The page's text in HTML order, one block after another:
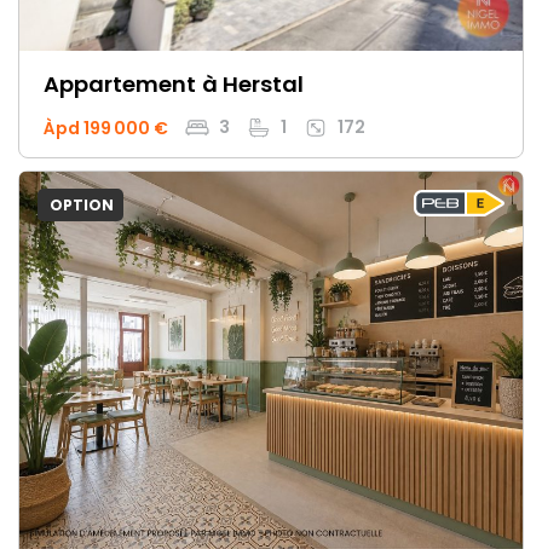
Appartement à Herstal
Àpd 199 000 € 3 1 172
OPTION